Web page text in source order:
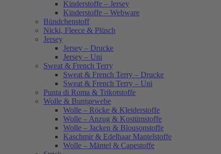
Kinderstoffe – Jersey
Kinderstoffe – Webware
Bündchenstoff
Nicki, Fleece & Plüsch
Jersey
Jersey – Drucke
Jersey – Uni
Sweat & French Terry
Sweat & French Terry – Drucke
Sweat & French Terry – Uni
Punta di Roma & Trikotstoffe
Wolle & Buntgewebe
Wolle – Röcke & Kleiderstoffe
Wolle – Anzug & Kostümstoffe
Wolle – Jacken & Blousonstoffe
Kaschmir & Edelhaar Mantelstoffe
Wolle – Mäntel & Capestoffe